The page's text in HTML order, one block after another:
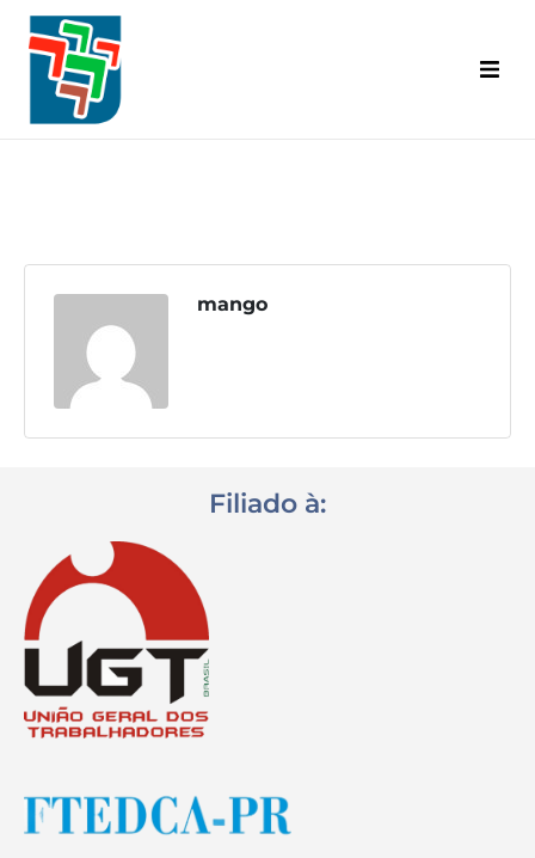
Inicial
Diretoria
Convênios
A.C.T. | C.C.T.
Destaques
Contato
mango
Filiado à: